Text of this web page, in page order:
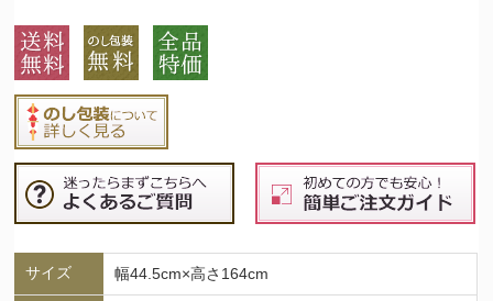
サイズ 幅44.5cm×高さ164cm